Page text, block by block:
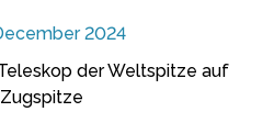
2024
der Weltspitze auf